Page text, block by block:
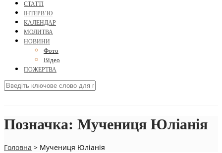
СТАТТІ
ІНТЕРВ’Ю
КАЛЕНДАР
МОЛИТВА
НОВИНИ
Фото
Відео
ПОЖЕРТВА
Позначка: Мучениця Юліанія
Головна > Мучениця Юліанія